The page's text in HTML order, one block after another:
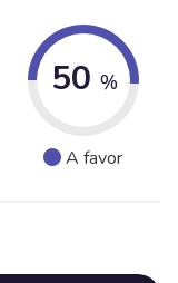
50 %
A favor